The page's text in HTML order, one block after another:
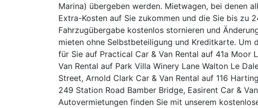
Marina) übergeben werden. Mietwagen, bei denen
Extra-Kosten auf Sie zukommen und die Sie bis zu
Fahrzugübergabe kostenlos stornieren und
mieten ohne Selbstbeteiligung und Kreditkarte. Um
für Sie auf Practical Car & Van Rental auf 41a Moor
Van Rental auf Park Villa Winery Lane Walton Le
Street, Arnold Clark Car & Van Rental auf 116
249 Station Road Bamber Bridge, Easirent Car &
Autovermietungen finden Sie mit unserem